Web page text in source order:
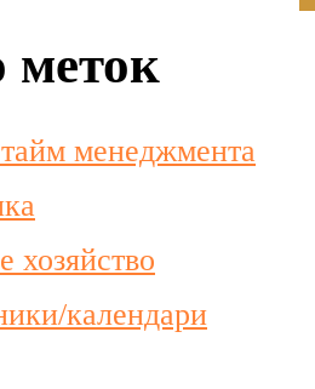
меток
менеджмента
хозяйство
календари